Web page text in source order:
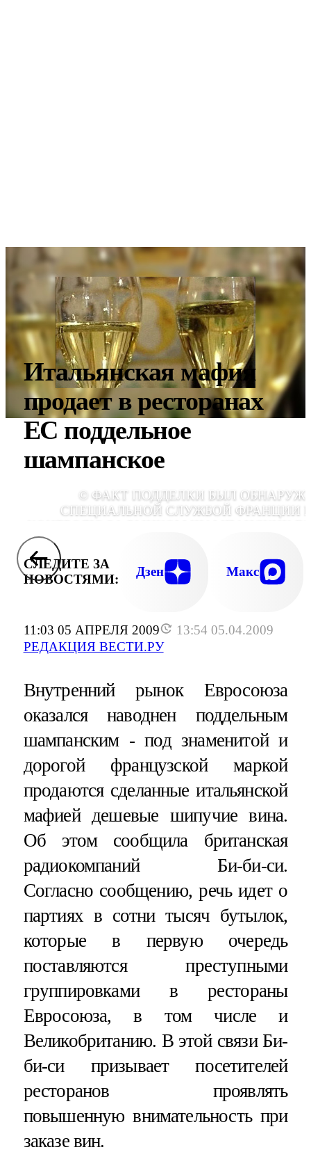
11:03 05 АПРЕЛЯ 2009
13:54 05.04.2009
РЕДАКЦИЯ ВЕСТИ.РУ
Итальянская мафия
продает в ресторанах
ЕС поддельное
шампанское
© ФАКТ ПОДДЕЛКИ БЫЛ
СПЕЦИАЛЬНОЙ СЛУЖБОЙ ФРАНЦИИ
СЛЕДИТЕ ЗА
НОВОСТЯМИ:
Дзен Макс
Внутренний рынок Евросоюза
оказался наводнен поддельным
шампанским - под знаменитой и
дорогой французской маркой
продаются сделанные итальянской
мафией дешевые шипучие вина.
Об этом сообщила британская
радиокомпаний Би-би-си.
Согласно сообщению, речь идет о
партиях в сотни тысяч бутылок,
которые в первую очередь
поставляются преступными
группировками в рестораны
Евросоюза, в том числе и
Великобританию. В этой связи Би-
би-си призывает посетителей
ресторанов проявлять
повышенную внимательность при
заказе вин.